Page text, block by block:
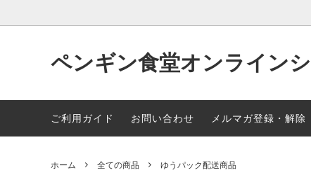
ペンギン食堂オンライン
領収書や納品書の発行について
ご利用ガイド お問い合わせ メルマガ登録・解除
ホーム 全ての商品
ゆうパック配送商品